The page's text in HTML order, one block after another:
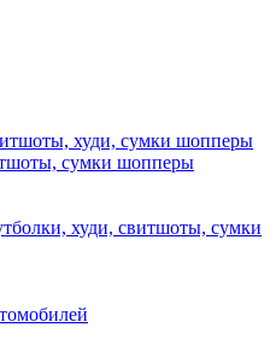
худи, сумки шопперы
сумки шопперы
худи, свитшоты, сумки